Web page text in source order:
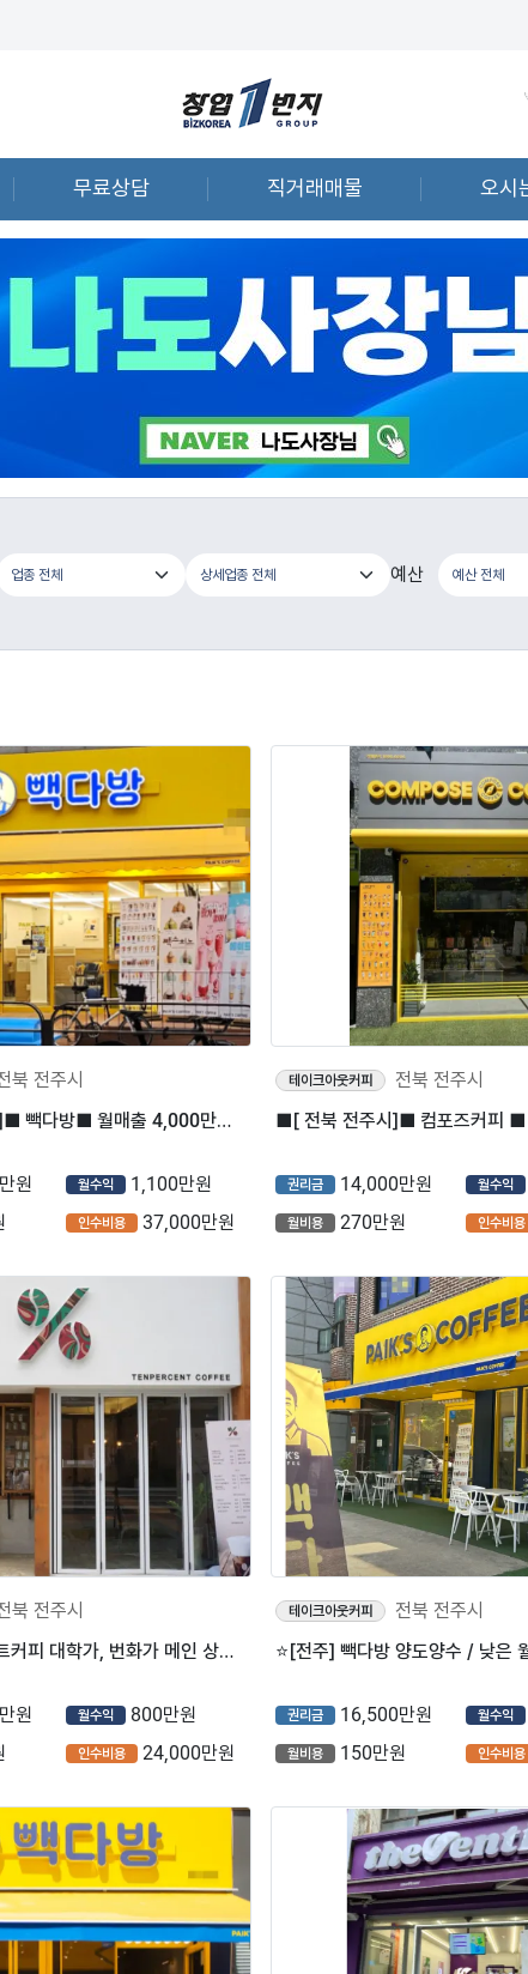
무료상담 직거래매물 오시
예산
북 전주시
■[ 전북 전주시 ]■ 빽다방■ 월매출 4,000만원 나오는매장 나왔습니다.■
원 월수익 1,100만원
인수비용 37,000만원
테이크아웃커피
전북 전주시
권리금 14,000만원 월수익
월비용 270만원 인수비용
북 전주시
⭐전주시 텐퍼센트커피 대학가, 번화가 메인 상권에서 월평균 2,850만원 고매출이 나오는 매장입니다.
원 월수익 800만원
인수비용 24,000만원
테이크아웃커피
전북 전주시
권리금 16,500만원 월수익
월비용 150만원 인수비용